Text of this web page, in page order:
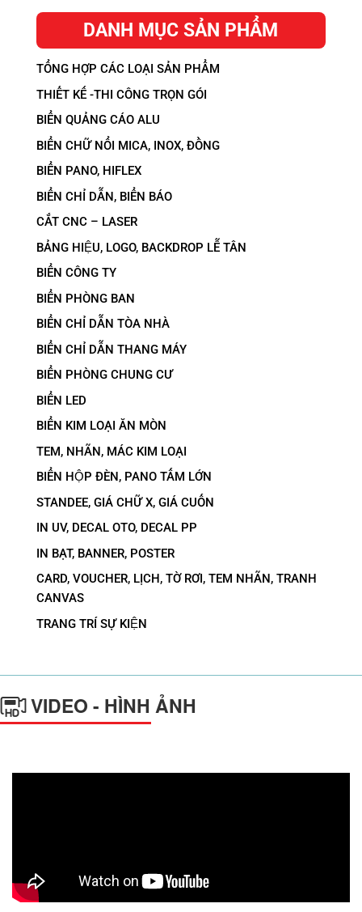
DANH MỤC SẢN PHẨM
TỔNG HỢP CÁC LOẠI SẢN PHẨM
THIẾT KẾ -THI CÔNG TRỌN GÓI
BIỂN QUẢNG CÁO ALU
BIỂN CHỮ NỔI MICA, INOX, ĐỒNG
BIỂN PANO, HIFLEX
BIỂN CHỈ DẪN, BIỂN BÁO
CẮT CNC – LASER
BẢNG HIỆU, LOGO, BACKDROP LỄ TÂN
BIỂN CÔNG TY
BIỂN PHÒNG BAN
BIỂN CHỈ DẪN TÒA NHÀ
BIỂN CHỈ DẪN THANG MÁY
BIỂN PHÒNG CHUNG CƯ
BIỂN LED
BIỂN KIM LOẠI ĂN MÒN
TEM, NHÃN, MÁC KIM LOẠI
BIỂN HỘP ĐÈN, PANO TẤM LỚN
STANDEE, GIÁ CHỮ X, GIÁ CUỐN
IN UV, DECAL OTO, DECAL PP
IN BẠT, BANNER, POSTER
CARD, VOUCHER, LỊCH, TỜ RƠI, TEM NHÃN, TRANH
CANVAS
TRANG TRÍ SỰ KIỆN
VIDEO - HÌNH ẢNH